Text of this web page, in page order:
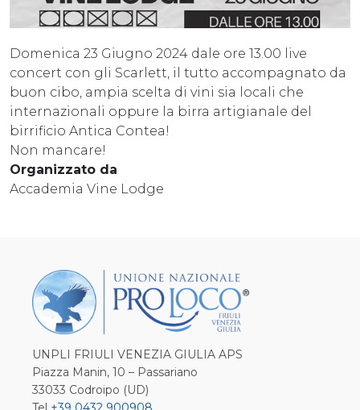
Domenica 23 Giugno 2024 dale ore 13.00 live
concert con gli Scarlett, il tutto accompagnato da
buon cibo, ampia scelta di vini sia locali che
internazionali oppure la birra artigianale del
birrificio Antica Contea!
Non mancare!
Organizzato da
Accademia Vine Lodge
UNPLI FRIULI VENEZIA GIULIA APS
Piazza Manin, 10 – Passariano
33033 Codroipo (UD)